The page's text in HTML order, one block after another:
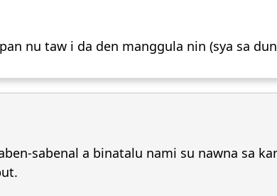
nu taw i da den manggula nin (sya sa
sabenal a binatalu nami su nawna sa